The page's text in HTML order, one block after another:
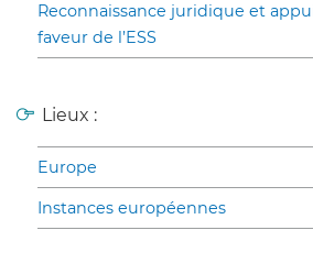
Reconnaissance juridique et
faveur de l’ESS
Lieux :
Europe
Instances européennes